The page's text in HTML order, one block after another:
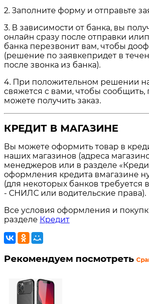
2. Заполните форму и отправьте
3. В зависимости от банка, вы
онлайн сразу после отправки
банка перезвонит вам, чтобы
(решение по заявкепридет в
после звонка из банка).
4. При положительном решении
свяжется с вами, чтобы сообщить,
можете получить заказ.
КРЕДИТ В МАГАЗИНЕ
Вы можете оформить товар в
наших магазинов (адреса
менеджеров или в разделе
оформления кредита вмагазине
(для некоторых банков требуется
- СНИЛС или водительские права).
Все условия оформления и
разделе Кредит
Рекомендуем посмотреть